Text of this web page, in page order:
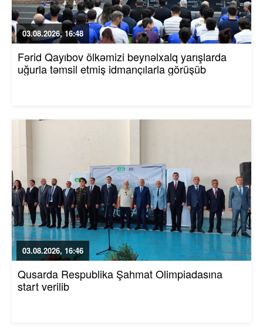
03.08.2026, 16:48
Fərid Qayıbov ölkəmizi beynəlxalq yarışlarda
uğurla təmsil etmiş idmançılarla görüşüb
03.08.2026, 16:46
Qusarda Respublika Şahmat Olimpiadasına
start verilib